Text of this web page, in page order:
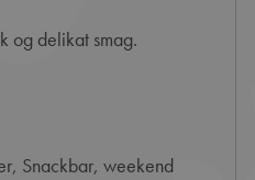
og delikat smag.
Snackbar, weekend